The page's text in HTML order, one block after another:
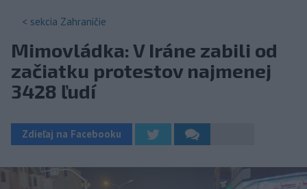
< sekcia Zahraničie
Mimovládka: V Iráne zabili od
začiatku protestov najmenej
3428 ľudí
Zdieľaj na Facebooku